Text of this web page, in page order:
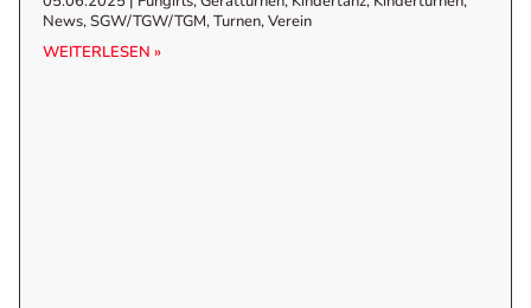
News,SGW/TGW/TGM,Turnen,Verein
WEITERLESEN »